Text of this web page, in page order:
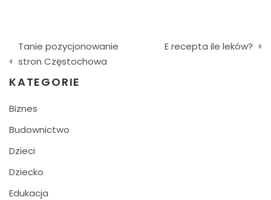
Nawigacja
wpisu
Tanie pozycjonowanie
stron Częstochowa
E recepta ile leków?
KATEGORIE
Biznes
Budownictwo
Dzieci
Dziecko
Edukacja